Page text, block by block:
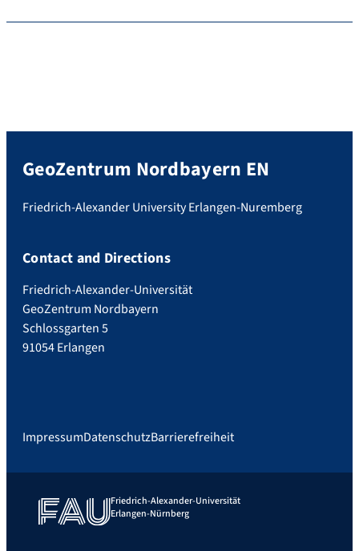
GeoZentrum Nordbayern EN
Friedrich-Alexander University Erlangen-Nuremberg
Contact and Directions
Friedrich-Alexander-Universität
GeoZentrum Nordbayern
Schlossgarten 5
91054 Erlangen
ImpressumDatenschutzBarrierefreiheit
Friedrich-Alexander-Universität
Erlangen-Nürnberg